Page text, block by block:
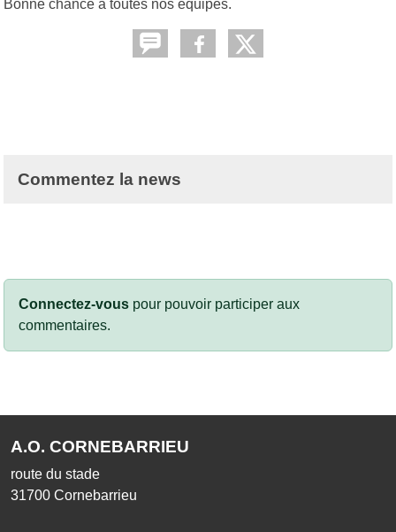
Bonne chance à toutes nos équipes.
Commentez la news
Connectez-vous pour pouvoir participer aux
commentaires.
A.O. CORNEBARRIEU
route du stade
31700 Cornebarrieu